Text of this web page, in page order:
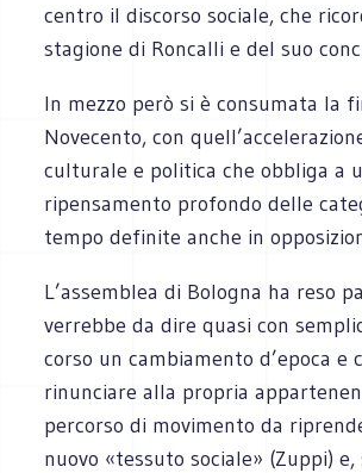
centro il discorso sociale, che
stagione di Roncalli e del suo
In mezzo però si è consumata la
Novecento, con
culturale e politica che obbliga a
ripensamento profondo delle
tempo definite anche in
L’assemblea di Bologna ha reso
verrebbe da dire quasi con
corso un cambiamento d’epoca e
rinunciare alla propria
percorso di movimento da
nuovo «tessuto sociale» (Zuppi)